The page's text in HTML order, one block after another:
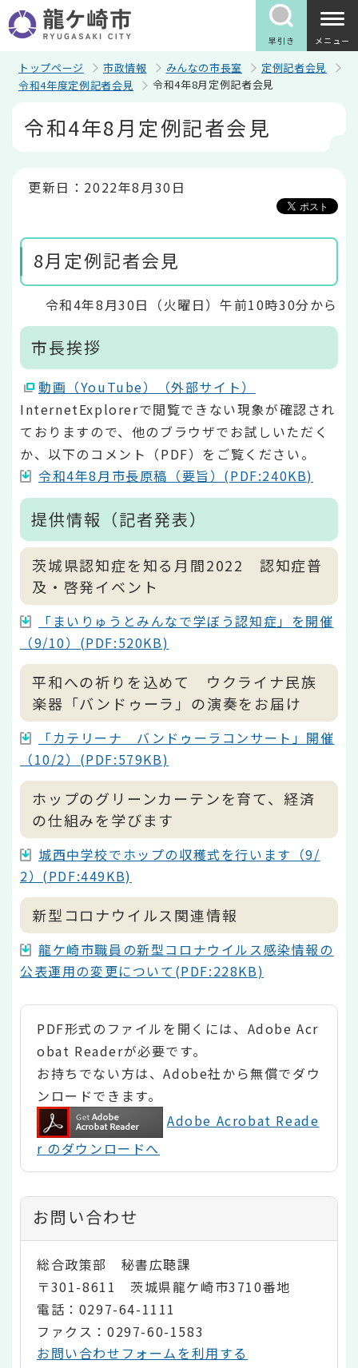
の
ペ
早引き メニュー
トップページ 市政情報 みんなの市長室
定例記者会見
令和4年度定例記者会見
令和4年8月定例記者会見
令和4年8月定例記者会見
更新日：2022年8月30日
8月定例記者会見
令和4年8月30日（火曜日）午前10時30分から
市長挨拶
動画（YouTube）（外部サイト）
InternetExplorerで閲覧できない現象が確認され
ておりますので、他のブラウザでお試しいただく
か、以下のコメント（PDF）をご覧ください。
令和4年8月市長原稿（要旨）(PDF:240KB)
提供情報（記者発表）
茨城県認知症を知る月間2022 認知症普
及・啓発イベント
「まいりゅうとみんなで学ぼう認知症」を開催
（9/10）(PDF:520KB)
平和への祈りを込めて ウクライナ民族
楽器「バンドゥーラ」の演奏をお届け
「カテリーナ バンドゥーラコンサート」開催
（10/2）(PDF:579KB)
ホップのグリーンカーテンを育て、経済
の仕組みを学びます
城西中学校でホップの収穫式を行います（9/
2）(PDF:449KB)
新型コロナウイルス関連情報
龍ケ崎市職員の新型コロナウイルス感染情報の
公表運用の変更について(PDF:228KB)
PDF形式のファイルを開くには、Adobe Acr
obat Readerが必要です。
お持ちでない方は、Adobe社から無償でダウ
ンロードできます。
Adobe Acrobat Reade
r のダウンロードへ
お問い合わせ
総合政策部 秘書広聴課
〒301-8611 茨城県龍ケ崎市3710番地
電話：0297-64-1111
ファクス：0297-60-1583
お問い合わせフォームを利用する